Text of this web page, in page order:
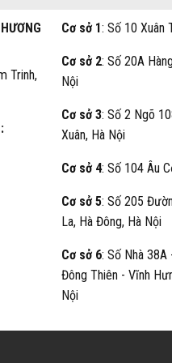
Trinh,
Cơ sở 1: Số 10 Xuân
Cơ sở 2: Số 20A
Nội
Cơ sở 3: Số 2 Ngõ
Xuân, Hà Nội
Cơ sở 4: Số 104 Âu
Cơ sở 5: Số 205
La, Hà Đông, Hà Nội
Cơ sở 6: Số Nhà
Đông Thiên - Vĩnh
Nội